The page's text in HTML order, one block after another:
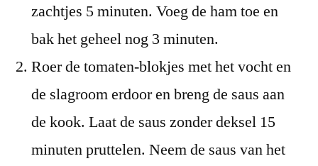
zachtjes 5 minuten. Voeg de ham toe en
bak het geheel nog 3 minuten.
Roer de tomaten-blokjes met het vocht en
de slagroom erdoor en breng de saus aan
de kook. Laat de saus zonder deksel 15
minuten pruttelen. Neem de saus van het